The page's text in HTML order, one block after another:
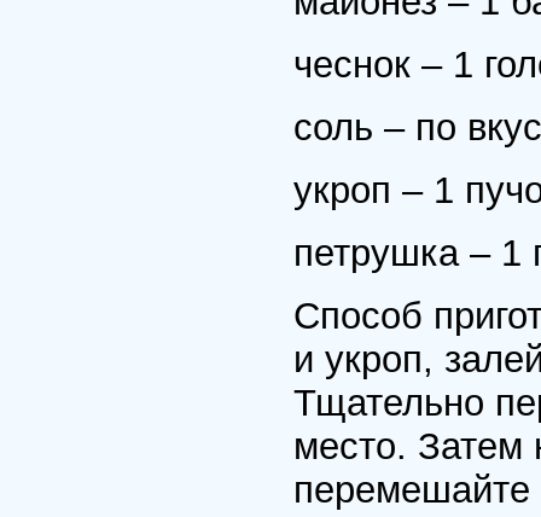
чеснок – 1
соль – по
укроп – 1
петрушка – 1
Способ
и укроп,
Тщательно
место. Затем
перемешайте